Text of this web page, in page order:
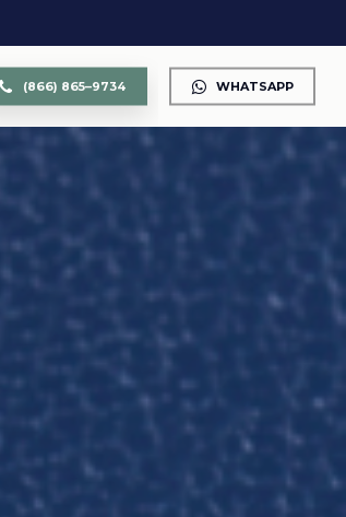
(866) 865–9734 WHATSAPP